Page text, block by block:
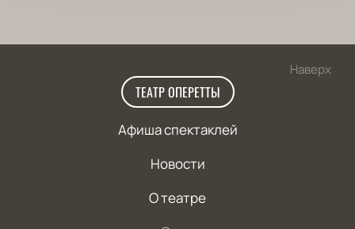
Наверх
ТЕАТР ОПЕРЕТТЫ
Афиша спектаклей
Новости
О театре